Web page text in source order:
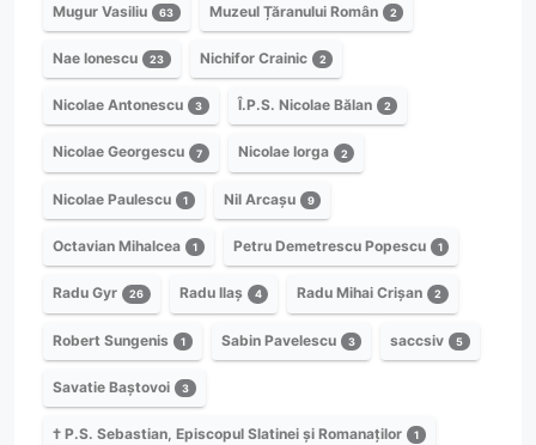
Mugur Vasiliu 63 Muzeul Țăranului Român 2
Nae Ionescu 23 Nichifor Crainic 2
Nicolae Antonescu 3 Î.P.S. Nicolae Bălan 2
Nicolae Georgescu 7 Nicolae Iorga 2
Nicolae Paulescu 1 Nil Arcașu 9
Octavian Mihalcea 1 Petru Demetrescu Popescu 1
Radu Gyr 26 Radu Ilaș 4 Radu Mihai Crișan 2
Robert Sungenis 1 Sabin Pavelescu 3 saccsiv 5
Savatie Baștovoi 3
† P.S. Sebastian, Episcopul Slatinei și Romanaților 1